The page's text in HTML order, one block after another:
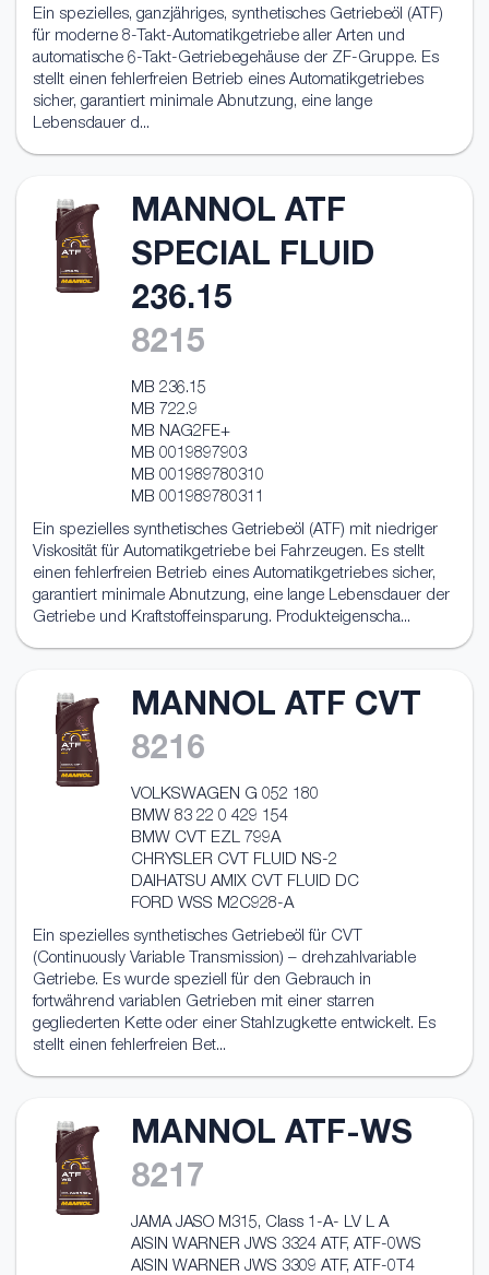
Ein spezielles, ganzjähriges, synthetisches Getriebeöl (ATF)
für moderne 8-Takt-Automatikgetriebe aller Arten und
automatische 6-Takt-Getriebegehäuse der ZF-Gruppe. Es
stellt einen fehlerfreien Betrieb eines Automatikgetriebes
sicher, garantiert minimale Abnutzung, eine lange
Lebensdauer d...
MANNOL ATF
SPECIAL FLUID
236.15
8215
MB 236.15
MB 722.9
MB NAG2FE+
MB 0019897903
MB 001989780310
MB 001989780311
Ein spezielles synthetisches Getriebeöl (ATF) mit niedriger
Viskosität für Automatikgetriebe bei Fahrzeugen. Es stellt
einen fehlerfreien Betrieb eines Automatikgetriebes sicher,
garantiert minimale Abnutzung, eine lange Lebensdauer der
Getriebe und Kraftstoffeinsparung. Produkteigenscha...
MANNOL ATF CVT
8216
VOLKSWAGEN G 052 180
BMW 83 22 0 429 154
BMW CVT EZL 799A
CHRYSLER CVT FLUID NS-2
DAIHATSU AMIX CVT FLUID DC
FORD WSS M2C928-A
Ein spezielles synthetisches Getriebeöl für CVT
(Continuously Variable Transmission) – drehzahlvariable
Getriebe. Es wurde speziell für den Gebrauch in
fortwährend variablen Getrieben mit einer starren
gegliederten Kette oder einer Stahlzugkette entwickelt. Es
stellt einen fehlerfreien Bet...
MANNOL ATF-WS
8217
JAMA JASO M315, Class 1-A- LV L A
AISIN WARNER JWS 3324 ATF, ATF-0WS
AISIN WARNER JWS 3309 ATF, ATF-0T4